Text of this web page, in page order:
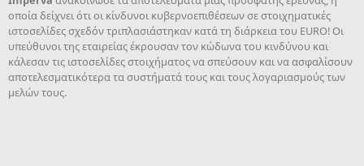
οποία δείχνει ότι οι κίνδυνοι κυβερνοεπιθέσεων σε στοιχηματικές
ιστοσελίδες σχεδόν τριπλασιάστηκαν κατά τη διάρκεια του EURO! Οι
υπεύθυνοι της εταιρείας έκρουσαν τον κώδωνα του κινδύνου και
κάλεσαν τις ιστοσελίδες στοιχήματος να σπεύσουν και να ασφαλίσουν
αποτελεσματικότερα τα συστήματά τους και τους λογαριασμούς των
μελών τους.